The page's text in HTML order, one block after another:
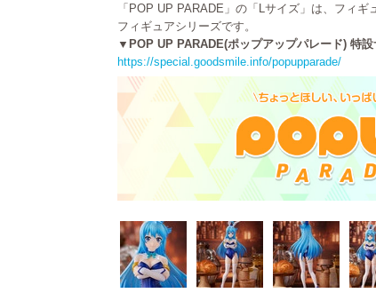
「POP UP PARADE」の「Lサイズ」は、フィ
フィギュアシリーズです。
▼POP UP PARADE(ポップアップパレード) 特設
https://special.goodsmile.info/popupparade/